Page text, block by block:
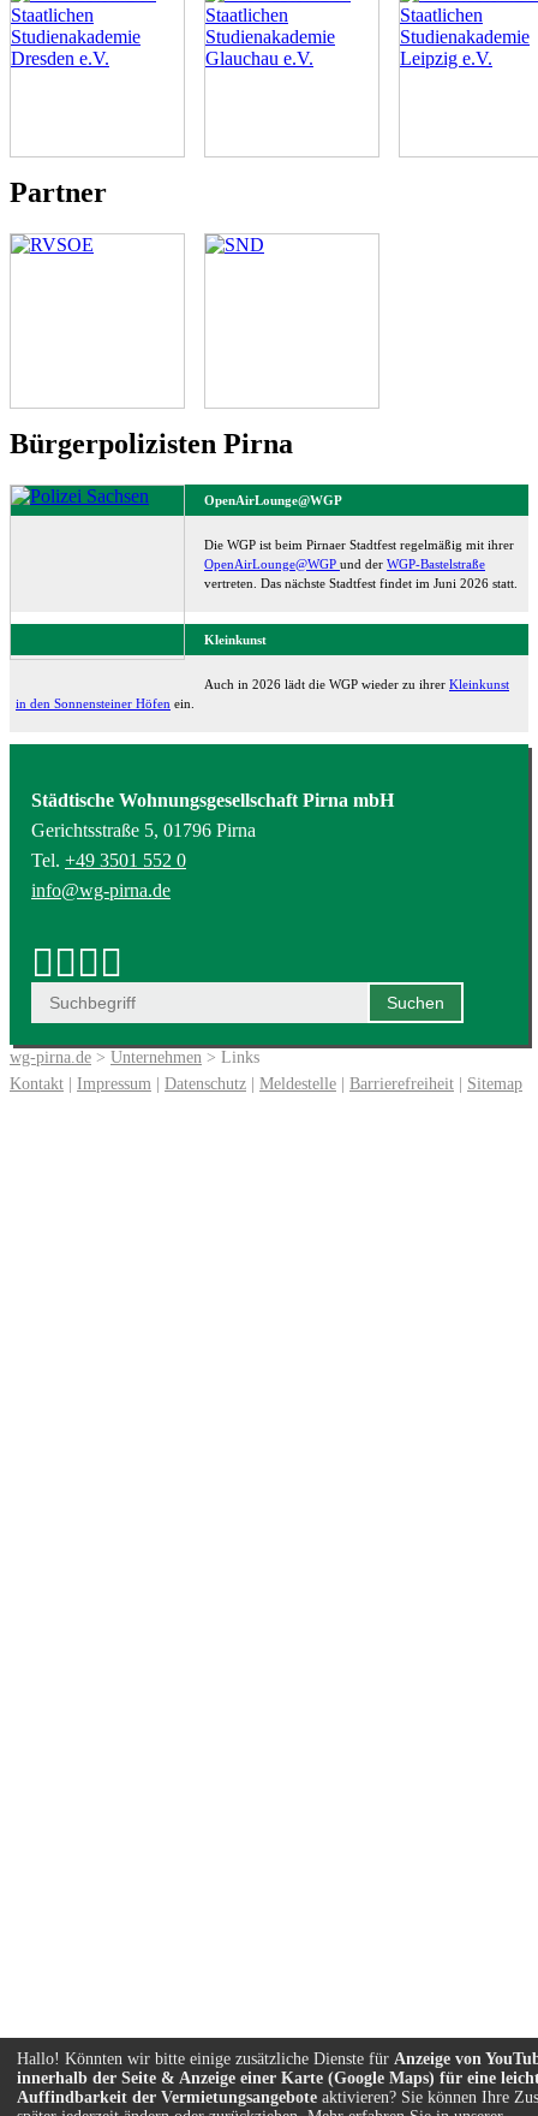
Partner
Bürgerpolizisten Pirna
OpenAirLounge@WGP
Die WGP ist beim Pirnaer Stadtfest regelmäßig mit ihrer
OpenAirLounge@WGP und der WGP-Bastelstraße
vertreten. Das nächste Stadtfest findet im Juni 2026 statt.
Kleinkunst
Auch in 2026 lädt die WGP wieder zu ihrer Kleinkunst
in den Sonnensteiner Höfen ein.
Städtische Wohnungsgesellschaft Pirna mbH
Gerichtsstraße 5, 01796 Pirna
Tel. +49 3501 552 0
info@wg-pirna.de
wg-pirna.de > Unternehmen > Links
Kontakt | Impressum | Datenschutz | Meldestelle | Barrierefreiheit | Sitemap
Hallo! Könnten wir bitte einige zusätzliche Dienste für Anzeige von
innerhalb der Seite & Anzeige einer Karte (Google Maps) für eine
Auffindbarkeit der Vermietungsangebote aktivieren? Sie können Ihre